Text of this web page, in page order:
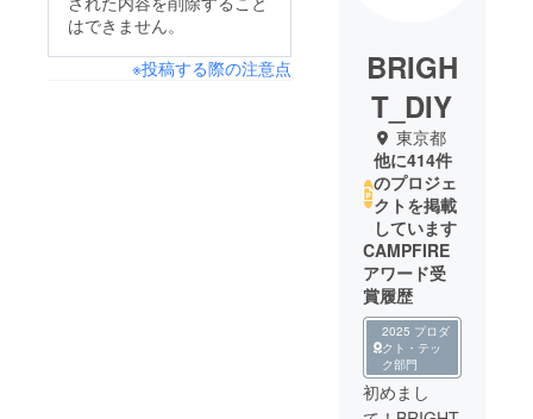
はできません。
※投稿する際の注意点
BRIGH
T_DIY
東京都
他に414件
のプロジェ
クトを掲載
しています
CAMPFIRE
アワード受
賞履歴
2025 プロダ
クト・テッ
ク部門
初めまし